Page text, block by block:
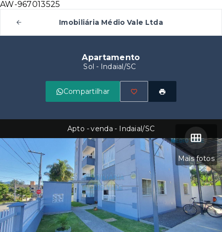
AW-967013525
Imobiliária Médio Vale Ltda
Apartamento
Sol - Indaial/SC
Compartilhar
Mais fotos
Apto - venda - Indaial/SC